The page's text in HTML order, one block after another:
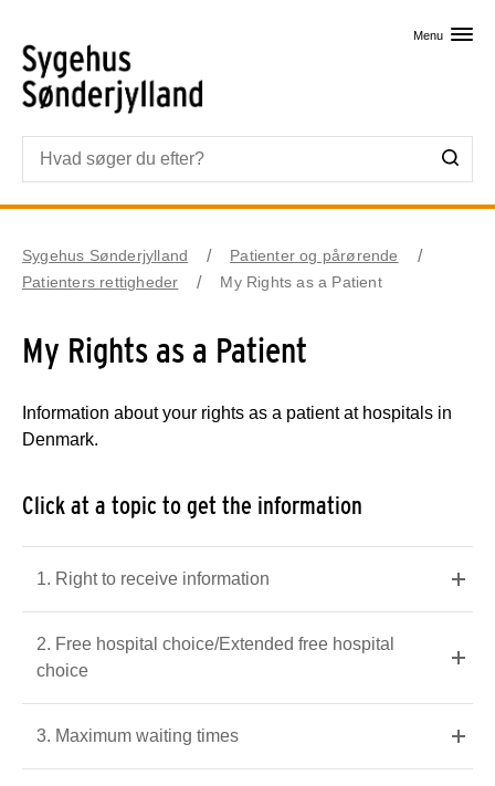
Menu
Sygehus Sønderjylland
Patienter og pårørende
Patienters rettigheder
My Rights as a Patient
My Rights as a Patient
Information about your rights as a patient at hospitals in
Denmark.
Click at a topic to get the information
1. Right to receive information
2. Free hospital choice/Extended free hospital
choice
3. Maximum waiting times